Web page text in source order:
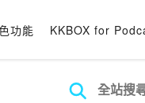
功能 KKBOX for